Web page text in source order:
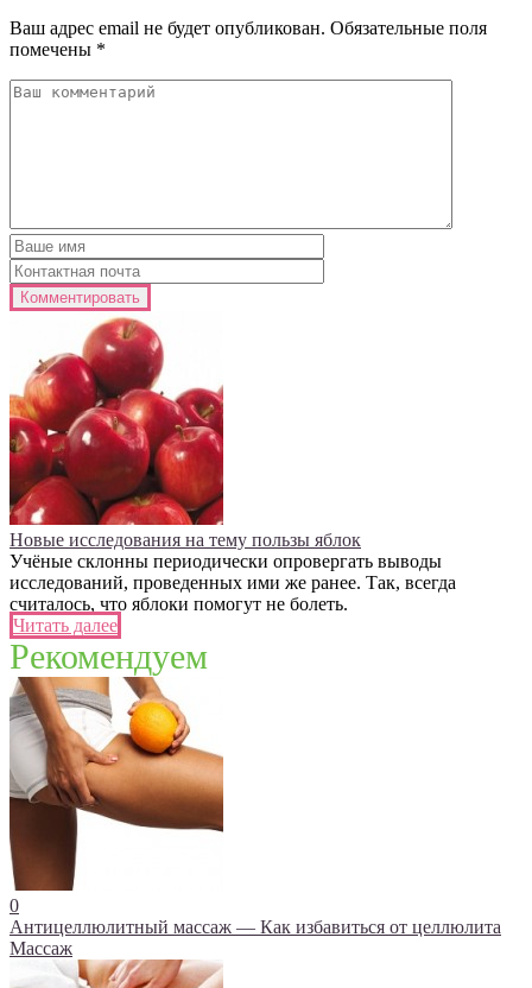
Ваш адрес email не будет опубликован. Обязательные поля
помечены *
Новые исследования на тему пользы яблок
Учёные склонны периодически опровергать выводы
исследований, проведенных ими же ранее. Так, всегда
считалось, что яблоки помогут не болеть.
Читать далее
Рекомендуем
0
Антицеллюлитный массаж — Как избавиться от целлюлита
Массаж